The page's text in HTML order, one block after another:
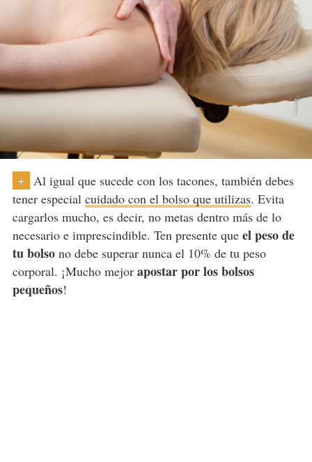
+
Al igual que sucede con los tacones, también debes
tener especial cuidado con el bolso que utilizas. Evita
cargarlos mucho, es decir, no metas dentro más de lo
necesario e imprescindible. Ten presente que el peso de
tu bolsono debe superar nunca el 10% de tu peso
corporal. ¡Mucho mejor apostar por los bolsos
pequeños!